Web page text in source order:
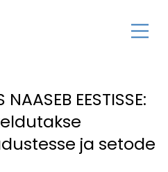
EESTISSE:
ja setode